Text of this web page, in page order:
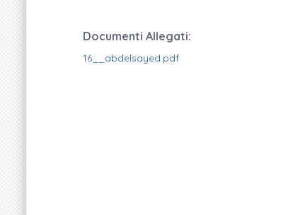
Documenti Allegati:
16__abdelsayed.pdf